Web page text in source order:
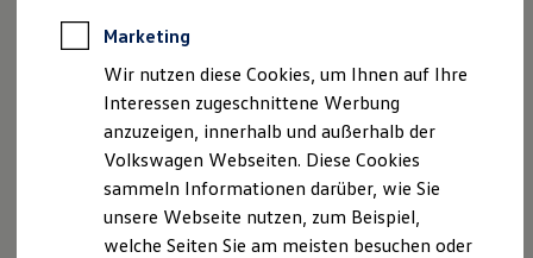
Software, Konnektivität & Apps
California App
VW Connect für Ihren ID. Buzz
VW Connect für Ihren Transporter/Caravelle
VW Connect für Ihren Amarok
VW Connect für andere Modelle
Connect Pro
Fleet Interface Data
Multistop Pathfinder
Übersicht Software Updates
Hilfreiches für Besitzer
„Wir sind zur Teilnahme an einem
Streitbeilegungsverfahren vor einer
Verbraucherschlichtungsstelle weder bereit noch dazu
verpflichtet.“
Datenschutzerklärung
Marketing
Wir nutzen diese Cookies, um Ihnen auf Ihre
Interessen zugeschnittene Werbung
anzuzeigen, innerhalb und außerhalb der
Volkswagen Webseiten. Diese Cookies
sammeln Informationen darüber, wie Sie
unsere Webseite nutzen, zum Beispiel,
welche Seiten Sie am meisten besuchen oder